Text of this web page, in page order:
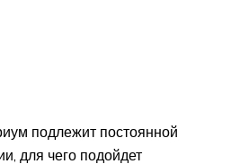
подлежит постоянной
для чего подойдет